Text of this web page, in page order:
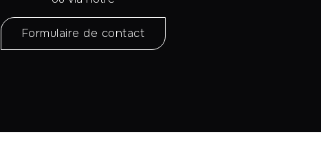
Formulaire de contact